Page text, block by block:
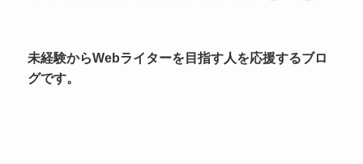
未経験からWebライターを目指す人を応援するブロ
グです。